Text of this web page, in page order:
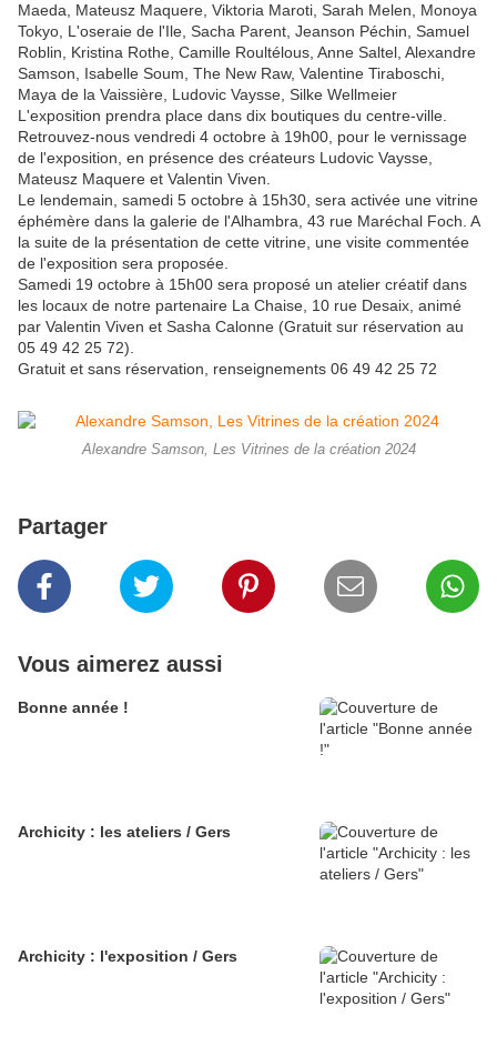
Maeda, Mateusz Maquere, Viktoria Maroti, Sarah Melen, Monoya
Tokyo, L'oseraie de l'Ile, Sacha Parent, Jeanson Péchin, Samuel
Roblin, Kristina Rothe, Camille Roultélous, Anne Saltel, Alexandre
Samson, Isabelle Soum, The New Raw, Valentine Tiraboschi,
Maya de la Vaissière, Ludovic Vaysse, Silke Wellmeier
L'exposition prendra place dans dix boutiques du centre-ville.
Retrouvez-nous vendredi 4 octobre à 19h00, pour le vernissage
de l'exposition, en présence des créateurs Ludovic Vaysse,
Mateusz Maquere et Valentin Viven.
Le lendemain, samedi 5 octobre à 15h30, sera activée une vitrine
éphémère dans la galerie de l'Alhambra, 43 rue Maréchal Foch. A
la suite de la présentation de cette vitrine, une visite commentée
de l'exposition sera proposée.
Samedi 19 octobre à 15h00 sera proposé un atelier créatif dans
les locaux de notre partenaire La Chaise, 10 rue Desaix, animé
par Valentin Viven et Sasha Calonne (Gratuit sur réservation au
05 49 42 25 72).
Gratuit et sans réservation, renseignements 06 49 42 25 72
Alexandre Samson, Les Vitrines de la création 2024
Partager
Vous aimerez aussi
Bonne année !
Archicity : les ateliers / Gers
Archicity : l'exposition / Gers